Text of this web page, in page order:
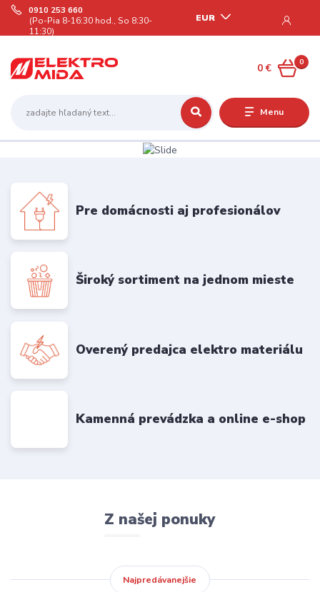
Menu
0910 253 660
(Po-Pia 8-16:30 hod., So 8:30-
11:30)
EUR
0
0 €
Pre domácnosti aj profesionálov
Široký sortiment na jednom mieste
Overený predajca elektro materiálu
Kamenná prevádzka a online e-shop
Z našej ponuky
Najpredávanejšie